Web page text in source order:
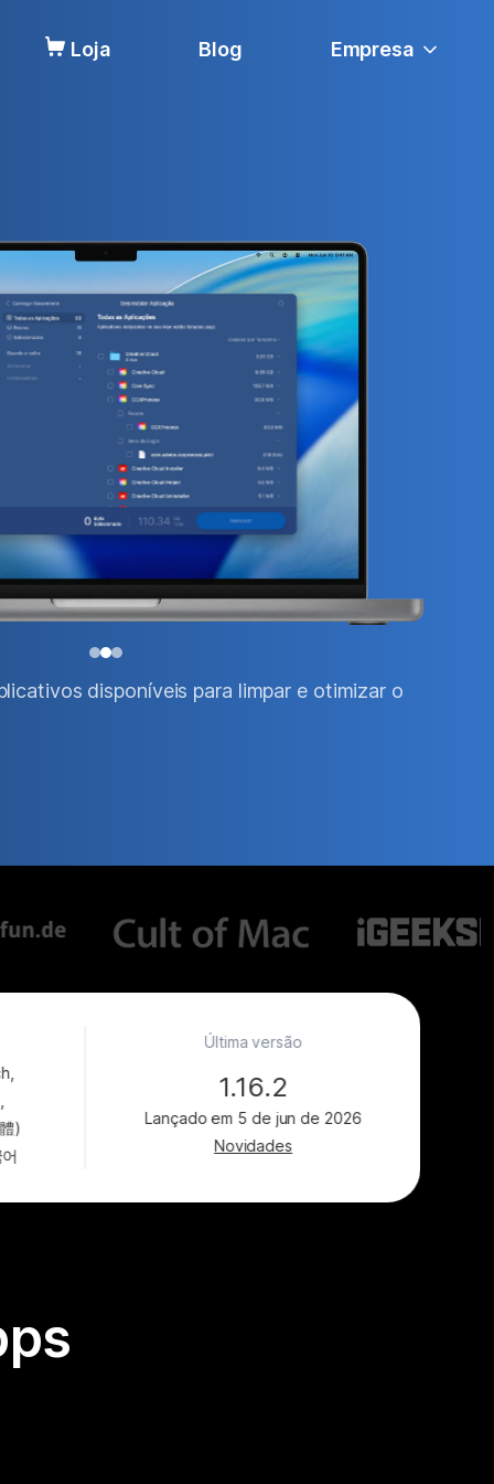
Loja Blog Empresa
disponíveis para limpar e otimizar o
)
Última versão
1.16.2
Lançado em 5 de jun de 2026
Novidades